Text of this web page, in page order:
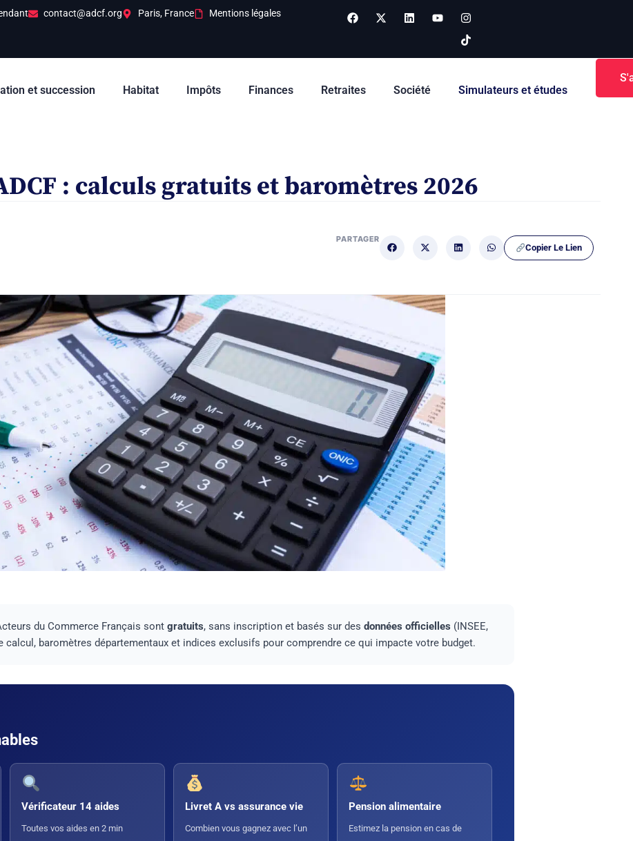
contact@adcf.org Paris, France Mentions légales
et succession Habitat Impôts Finances Retraites Société Simulateurs et études
: calculs gratuits et baromètres 2026
PARTAGER
Copier Le Lien
du Commerce Français sont gratuits, sans inscription et basés sur des données officielles (INSEE,
calcul, baromètres départementaux et indices exclusifs pour comprendre ce qui impacte votre budget.
Vérificateur 14 aides
Toutes vos aides en 2 min
Livret A vs assurance vie
Combien vous gagnez avec l’un
Pension alimentaire
Estimez la pension en cas de